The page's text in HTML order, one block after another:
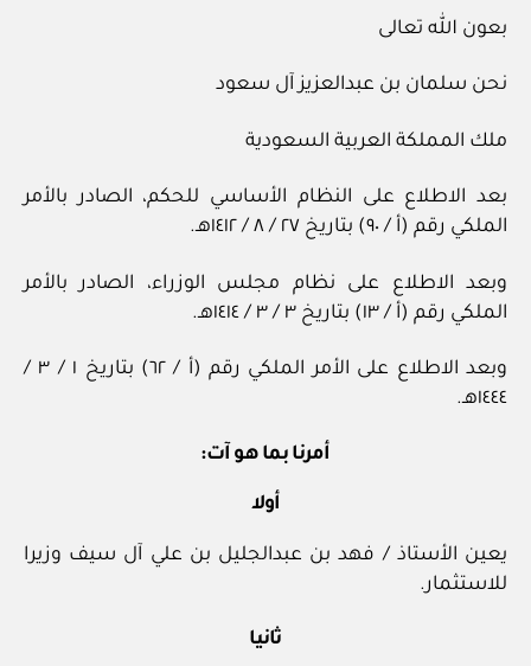
بعون الله تعالى
نحن سلمان بن عبدالعزيز آل سعود
ملك المملكة العربية السعودية
بعد الاطلاع على النظام الأساسي للحكم، الصادر بالأمر
الملكي رقم (أ / ٩٠) بتاريخ ٢٧ / ٨ / ١٤١٢هـ.
وبعد الاطلاع على نظام مجلس الوزراء، الصادر بالأمر
الملكي رقم (أ / ١٣) بتاريخ ٣ / ٣ / ١٤١٤هـ.
وبعد الاطلاع على الأمر الملكي رقم (أ / ٦٢) بتاريخ ١ / ٣ /
١٤٤٤هـ.
أمرنا بما هو آت:
أولا
يعين الأستاذ / فهد بن عبدالجليل بن علي آل سيف وزيرا
للاستثمار.
ثانيا